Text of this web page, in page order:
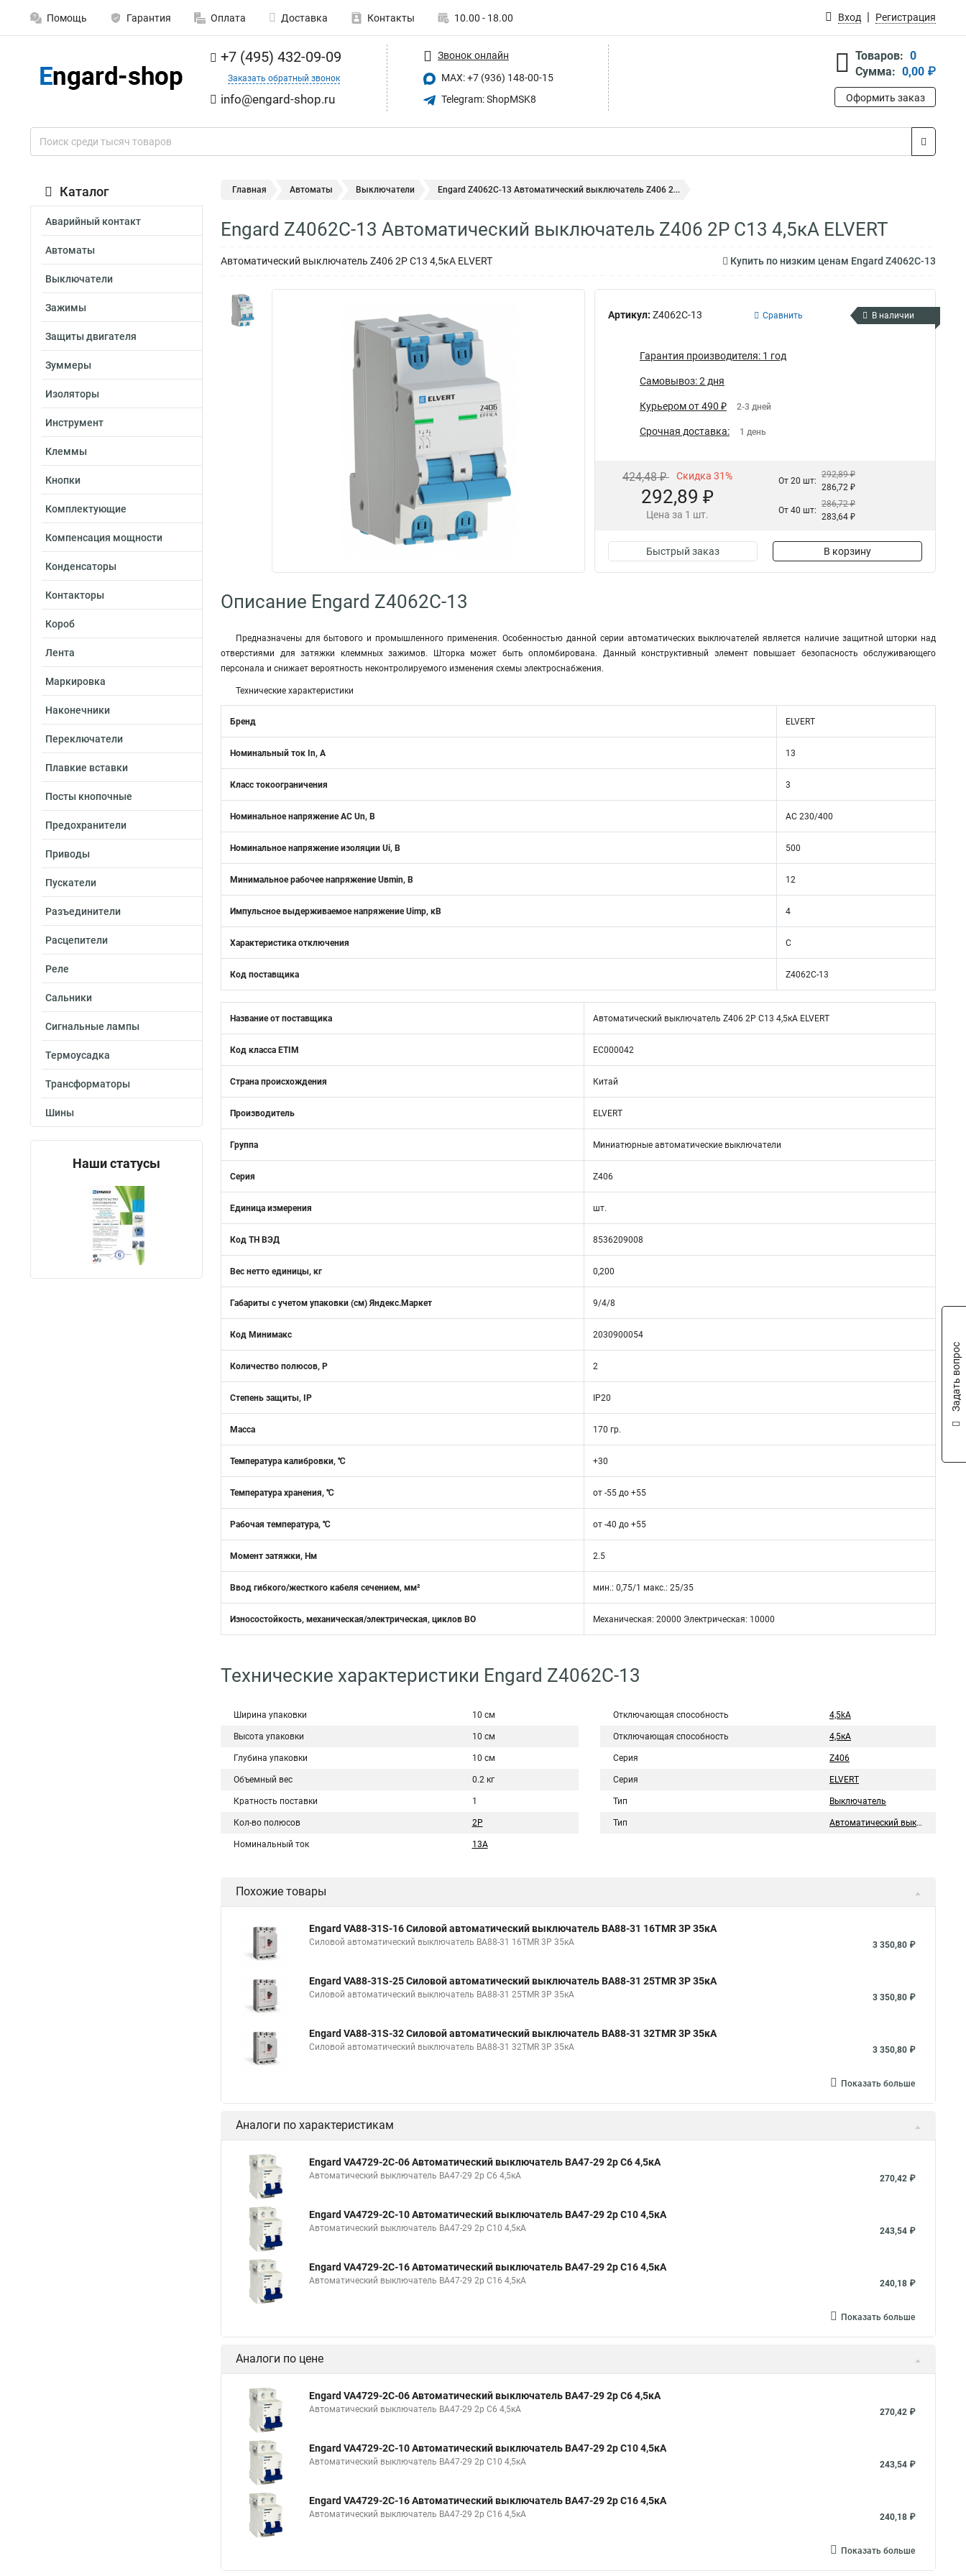
Помощь Гарантия Оплата Доставка Контакты 10.00 - 18.00 Вход Регистрация
+7 (495) 432-09-09
Заказать обратный звонок
info@engard-shop.ru
Звонок онлайн
MAX: +7 (936) 148-00-15
Telegram: ShopMSK8
Товаров: 0
Сумма: 0,00 ₽
Оформить заказ
Каталог
Аварийный контакт
Автоматы
Выключатели
Зажимы
Защиты двигателя
Зуммеры
Изоляторы
Инструмент
Клеммы
Кнопки
Комплектующие
Компенсация мощности
Конденсаторы
Контакторы
Короб
Лента
Маркировка
Наконечники
Переключатели
Плавкие вставки
Посты кнопочные
Предохранители
Приводы
Пускатели
Разъединители
Расцепители
Реле
Сальники
Сигнальные лампы
Термоусадка
Трансформаторы
Шины
Наши статусы
Главная Автоматы Выключатели Engard Z4062C-13 Автоматический выключатель Z406 2...
Engard Z4062C-13 Автоматический выключатель Z406 2Р C13 4,5кА ELVERT
Автоматический выключатель Z406 2Р C13 4,5кА ELVERT Купить по низким ценам Engard Z4062C-13
Артикул: Z4062C-13 Сравнить В наличии
Гарантия производителя: 1 год
Самовывоз: 2 дня
Курьером от 490 ₽ 2-3 дней
Срочная доставка: 1 день
424,48 ₽ Скидка 31%
292,89 ₽
Цена за 1 шт.
От 20 шт:
292,89 ₽
286,72 ₽
От 40 шт:
286,72 ₽
283,64 ₽
Быстрый заказ В корзину
Описание Engard Z4062C-13
Предназначены для бытового и промышленного применения. Особенностью данной серии автоматических выключателей является наличие защитной шторки над
отверстиями для затяжки клеммных зажимов. Шторка может быть опломбирована. Данный конструктивный элемент повышает безопасность обслуживающего
персонала и снижает вероятность неконтролируемого изменения схемы электроснабжения.
Технические характеристики
Бренд ELVERT
Номинальный ток In, А 13
Класс токоограничения 3
Номинальное напряжение АС Un, В AC 230/400
Номинальное напряжение изоляции Ui, В 500
Минимальное рабочее напряжение Uвmin, B 12
Импульсное выдерживаемое напряжение Uimp, кВ 4
Характеристика отключения C
Код поставщика Z4062C-13
Название от поставщика Автоматический выключатель Z406 2Р C13 4,5кА ELVERT
Код класса ETIM EC000042
Страна происхождения Китай
Производитель ELVERT
Группа Миниатюрные автоматические выключатели
Серия Z406
Единица измерения шт.
Код ТН ВЭД 8536209008
Вес нетто единицы, кг 0,200
Габариты с учетом упаковки (см) Яндекс.Маркет 9/4/8
Код Минимакс 2030900054
Количество полюсов, Р 2
Степень защиты, IP IP20
Масса 170 гр.
Температура калибровки, ℃ +30
Температура хранения, ℃ от -55 до +55
Рабочая температура, ℃ от -40 до +55
Момент затяжки, Нм 2.5
Ввод гибкого/жесткого кабеля сечением, мм² мин.: 0,75/1 макс.: 25/35
Износостойкость, механическая/электрическая, циклов ВО Механическая: 20000 Электрическая: 10000
Технические характеристики Engard Z4062C-13
Ширина упаковки 10 см
Высота упаковки 10 см
Глубина упаковки 10 см
Объемный вес 0.2 кг
Кратность поставки 1
Кол-во полюсов 2Р
Номинальный ток 13A
Отключающая способность 4,5kA
Отключающая способность 4,5кA
Серия Z406
Серия ELVERT
Тип Выключатель
Тип Автоматический выключатель
Похожие товары
Engard VA88-31S-16 Силовой автоматический выключатель ВА88-31 16TMR 3P 35кА
Силовой автоматический выключатель ВА88-31 16TMR 3P 35кА 3 350,80 ₽
Engard VA88-31S-25 Силовой автоматический выключатель ВА88-31 25TMR 3P 35кА
Силовой автоматический выключатель ВА88-31 25TMR 3P 35кА 3 350,80 ₽
Engard VA88-31S-32 Силовой автоматический выключатель ВА88-31 32TMR 3P 35кА
Силовой автоматический выключатель ВА88-31 32TMR 3P 35кА 3 350,80 ₽
Показать больше
Аналоги по характеристикам
Engard VA4729-2С-06 Автоматический выключатель ВА47-29 2р C6 4,5кА
Автоматический выключатель ВА47-29 2р C6 4,5кА 270,42 ₽
Engard VA4729-2С-10 Автоматический выключатель ВА47-29 2р C10 4,5кА
Автоматический выключатель ВА47-29 2р C10 4,5кА 243,54 ₽
Engard VA4729-2С-16 Автоматический выключатель ВА47-29 2р C16 4,5кА
Автоматический выключатель ВА47-29 2р C16 4,5кА 240,18 ₽
Показать больше
Аналоги по цене
Engard VA4729-2С-06 Автоматический выключатель ВА47-29 2р C6 4,5кА
Автоматический выключатель ВА47-29 2р C6 4,5кА 270,42 ₽
Engard VA4729-2С-10 Автоматический выключатель ВА47-29 2р C10 4,5кА
Автоматический выключатель ВА47-29 2р C10 4,5кА 243,54 ₽
Engard VA4729-2С-16 Автоматический выключатель ВА47-29 2р C16 4,5кА
Автоматический выключатель ВА47-29 2р C16 4,5кА 240,18 ₽
Показать больше
Задать вопрос